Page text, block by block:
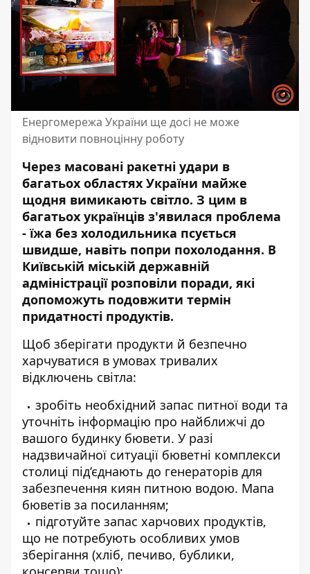
Енергомережа України ще досі не може
відновити повноцінну роботу
Через масовані ракетні удари в
багатьох областях України майже
щодня вимикають світло. З цим в
багатьох українців з'явилася проблема
-їжа без холодильника псується
швидше, навіть попри похолодання. В
Київській міській державній
адміністрації розповіли поради, які
допоможуть подовжити термін
придатності продуктів.
Щоб зберігати продукти й безпечно
харчуватися в умовах тривалих
відключень світла:
зробіть необхідний запас питної води та
уточніть інформацію про найближчі до
вашого будинку бювети. У разі
надзвичайної ситуації бюветні комплекси
столиці під’єднають до генераторів для
забезпечення киян питною водою. Мапа
бюветів за посиланням;
підготуйте запас харчових продуктів,
що не потребують особливих умов
зберігання (хліб, печиво, бублики,